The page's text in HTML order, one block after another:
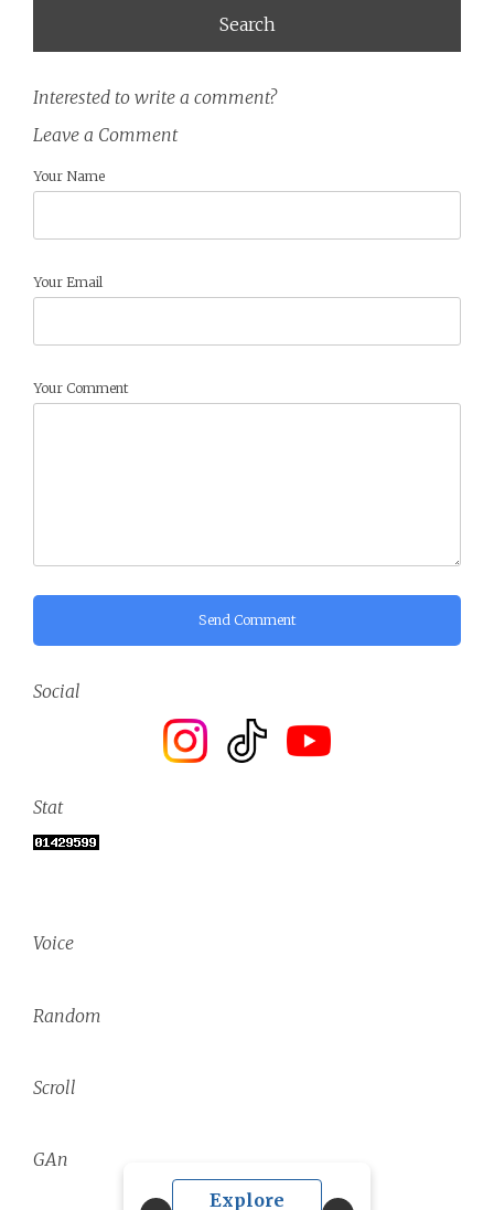
Interested to write a comment?
Leave a Comment
Your Name
Your Email
Your Comment
Send Comment
Social
Stat
Voice
Random
Explore
Scroll
GAn